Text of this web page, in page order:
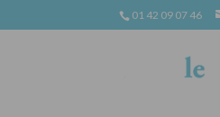
01 42 09 07 46